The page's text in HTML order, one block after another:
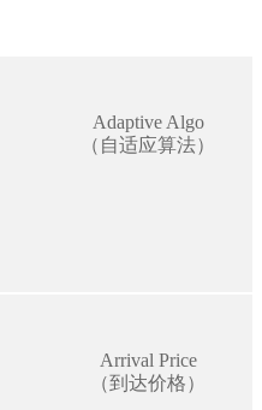
Adaptive Algo
（自适应算法）
Arrival Price
（到达价格）